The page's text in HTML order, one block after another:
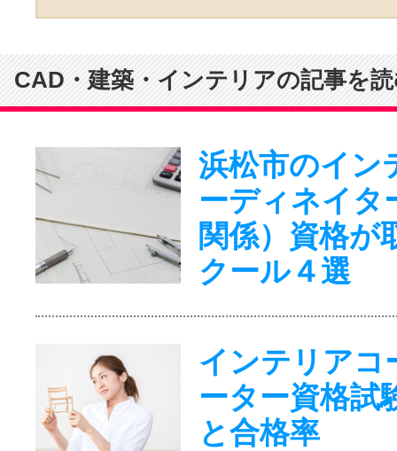
CAD・建築・インテリアの記事を
浜松市のイン
ーディネイタ
関係）資格が
クール４選
インテリアコ
ーター資格試
と合格率